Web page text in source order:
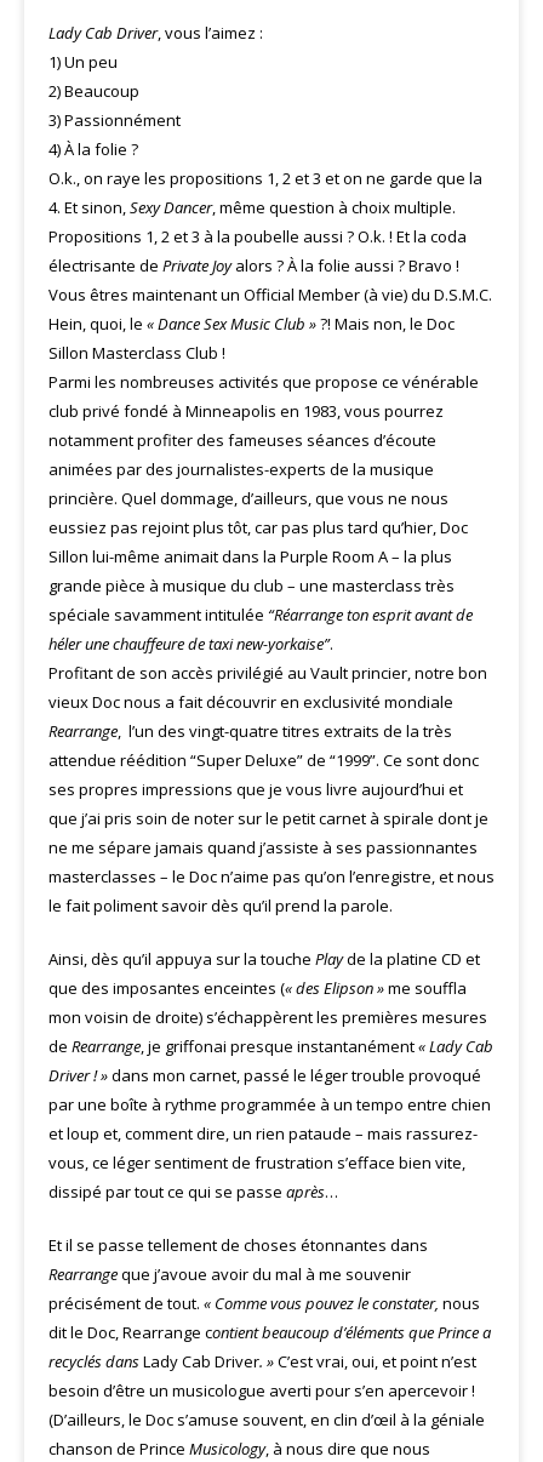
Lady Cab Driver, vous l’aimez :
1) Un peu
2) Beaucoup
3) Passionnément
4) À la folie ?
O.k., on raye les propositions 1, 2 et 3 et on ne garde que la
4. Et sinon,Sexy Dancer, même question à choix multiple.
Propositions 1, 2 et 3 à la poubelle aussi ? O.k. ! Et la coda
électrisante de Private Joyalors ? À la folie aussi ? Bravo !
Vous êtres maintenant un Official Member (à vie) du D.S.M.C.
Hein, quoi, le « Dance Sex Music Club »?! Mais non, le Doc
Sillon Masterclass Club !
Parmi les nombreuses activités que propose ce vénérable
club privé fondé à Minneapolis en 1983, vous pourrez
notamment profiter des fameuses séances d’écoute
animées par des journalistes-experts de la musique
princière. Quel dommage, d’ailleurs, que vous ne nous
eussiez pas rejoint plus tôt, car pas plus tard qu’hier, Doc
Sillon lui-même animait dans la Purple Room A – la plus
grande pièce à musique du club – une masterclass très
spéciale savamment intitulée “Réarrange ton esprit avant de
héler une chauffeure de taxi new-yorkaise”.
Profitant de son accès privilégié au Vault princier, notre bon
vieux Doc nous a fait découvrir en exclusivité mondiale
Rearrange, l’un des vingt-quatre titres extraits de la très
attendue réédition “Super Deluxe” de “1999”. Ce sont donc
ses propres impressions que je vous livre aujourd’hui et
que j’ai pris soin de noter sur le petit carnet à spirale dont je
ne me sépare jamais quand j’assiste à ses passionnantes
masterclasses – le Doc n’aime pas qu’on l’enregistre, et nous
le fait poliment savoir dès qu’il prend la parole.
Ainsi, dès qu’il appuya sur la touche Playde la platine CD et
que des imposantes enceintes (« des Elipson »me souffla
mon voisin de droite) s’échappèrent les premières mesures
de Rearrange, je griffonai presque instantanément« Lady Cab
Driver ! »dans mon carnet, passé le léger trouble provoqué
par une boîte à rythme programmée à un tempo entre chien
et loup et, comment dire, un rien pataude – mais rassurez-
vous, ce léger sentiment de frustration s’efface bien vite,
dissipé par tout ce qui se passe après…
Et il se passe tellement de choses étonnantes dans
Rearrangeque j’avoue avoir du mal à me souvenir
précisément de tout. « Comme vous pouvez le constater, nous
dit le Doc, Rearrange contient beaucoup d’éléments que Prince a
recyclés dansLady Cab Driver. »C’est vrai, oui, et point n’est
besoin d’être un musicologue averti pour s’en apercevoir !
(D’ailleurs, le Doc s’amuse souvent, en clin d’œil à la géniale
chanson de Prince Musicology, à nous dire que nous